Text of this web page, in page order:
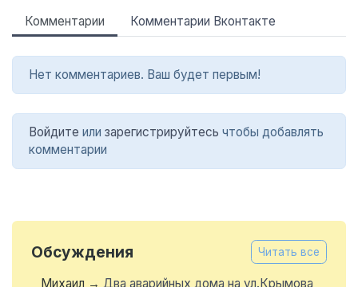
Комментарии Комментарии Вконтакте
Нет комментариев. Ваш будет первым!
Войдите или зарегистрируйтесь чтобы добавлять
комментарии
Обсуждения Читать все
Михаил → Два аварийных дома на ул.Крымова